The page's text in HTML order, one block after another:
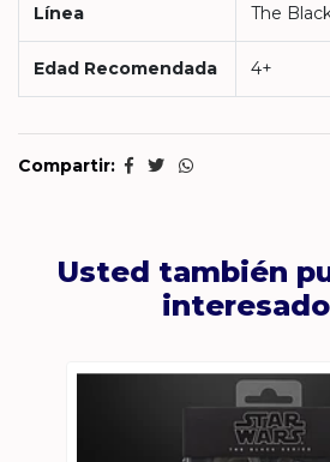
Línea The
Edad Recomendada 4+
Compartir:
Usted también